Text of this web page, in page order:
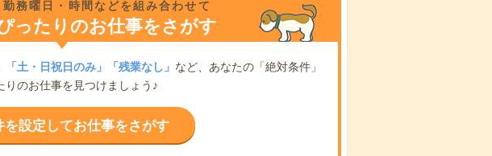
務曜日・時間などを組み合わせて
ったりのお仕事をさがす
「土・日祝日のみ」「残業なし」 など、あなたの「絶対条件」
のお仕事を見つけましょう♪
を設定してお仕事をさがす